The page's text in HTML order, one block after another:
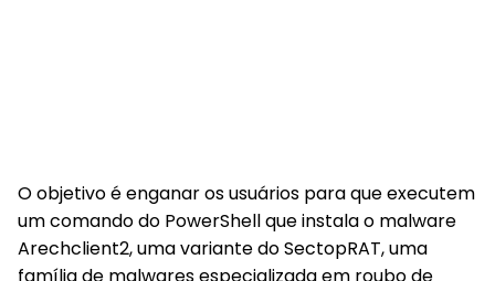
O objetivo é enganar os usuários para que executem
um comando do PowerShell que instala o malware
Arechclient2, uma variante do SectopRAT, uma